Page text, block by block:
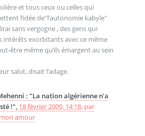
et tous ceux ou celles qui
l’idée de"l’autonomie kabyle"
sans vergogne , des gens qui
intérêts exorbitants avec ce même
être même qu’ils émargent au sein
salut, disait l’adage.
: "La nation algérienne n’a
!", 18 février 2009, 14:18, par
amour